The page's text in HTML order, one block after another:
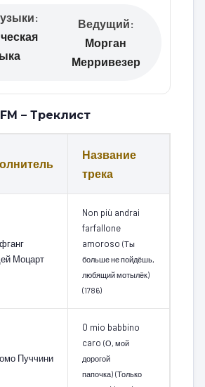
Ведущий:
Морган
Мерривезер
– Треклист
Название
трека
Моцарт
Non più andrai
farfallone
amoroso (Ты
больше не пойдёшь,
любящий мотылёк)
(1786)
Пуччини
O mio babbino
caro (О, мой
дорогой
папочка) (Только